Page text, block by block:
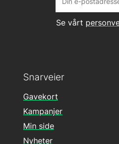
Se vårt
Snarveier
Gavekort
Kampanjer
Min side
Nyheter